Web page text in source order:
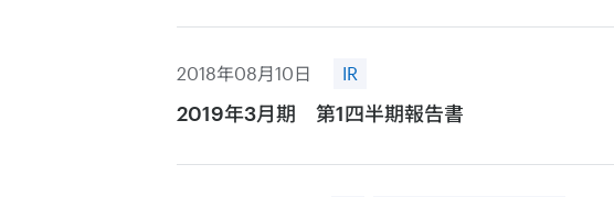
2018年08月10日 IR
2019年3月期 第1四半期報告書